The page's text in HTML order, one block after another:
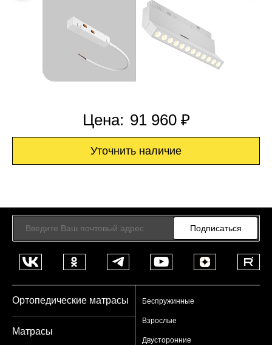
Цена: 91 960 ₽
Уточнить наличие
Подписаться
Ортопедические матрасы Беспружинные
Взрослые
Двусторонние
Матрасы